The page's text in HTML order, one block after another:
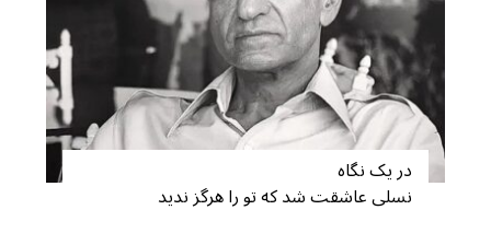
در یک نگاه
نسلی عاشقت شد که تو را هرگز ندید